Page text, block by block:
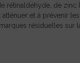
rétinaldéhyde, de zinc
atténuer et à prévenir
résiduelles sur